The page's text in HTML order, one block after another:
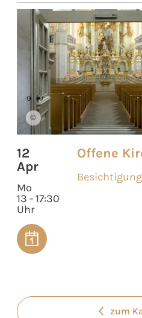
©
12
Apr
Mo
13 - 17:30
Uhr
Offene
zum